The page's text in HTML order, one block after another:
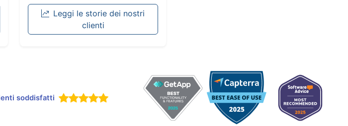
Leggi le storie dei nostri
clienti
soddisfatti